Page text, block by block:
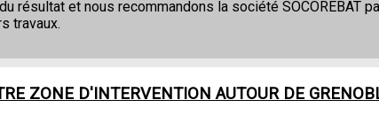
résultat et nous recommandons la société SOCOREBAT
travaux.
ZONE D'INTERVENTION AUTOUR DE